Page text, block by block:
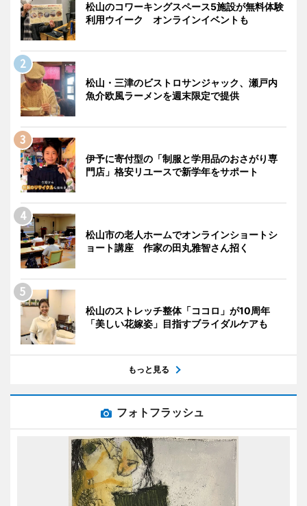
松山のコワーキングスペース5施設が無料体験
利用ウイーク オンラインイベントも
松山・三津のビストロサンジャック、瀬戸内
魚介欧風ラーメンを週末限定で提供
伊予に寄付型の「制服と学用品のおさがり専
門店」格安リユースで新学年をサポート
松山市の老人ホームでオンラインショートシ
ョート講座 作家の田丸雅智さん招く
松山のストレッチ整体「ココロ」が10周年
「美しい花嫁姿」目指すブライダルケアも
もっと見る
フォトフラッシュ